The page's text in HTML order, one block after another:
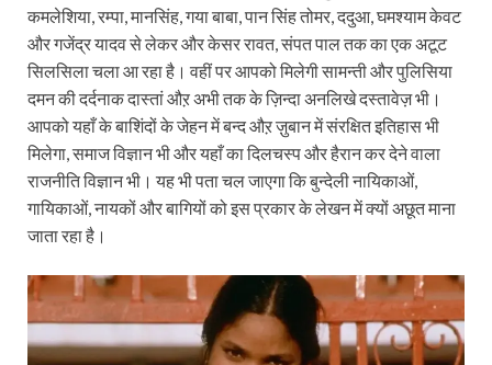
कमलेशिया, रम्पा, मानसिंह, गया बाबा, पान सिंह तोमर, ददुआ, घमश्याम केवट
और गजेंद्र यादव से लेकर और केसर रावत, संपत पाल तक का एक अटूट
सिलसिला चला आ रहा है। वहीं पर आपको मिलेगी सामन्ती और पुलिसिया
दमन की दर्दनाक दास्तां औऱ अभी तक के ज़िन्दा अनलिखे दस्तावेज़ भी।
आपको यहाँ के बाशिंदों के जेहन में बन्द औऱ ज़ुबान में संरक्षित इतिहास भी
मिलेगा, समाज विज्ञान भी और यहाँ का दिलचस्प और हैरान कर देने वाला
राजनीति विज्ञान भी। यह भी पता चल जाएगा कि बुन्देली नायिकाओं,
गायिकाओं, नायकों और बागियों को इस प्रकार के लेखन में क्यों अछूत माना
जाता रहा है।